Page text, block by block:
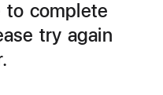
to complete
try again